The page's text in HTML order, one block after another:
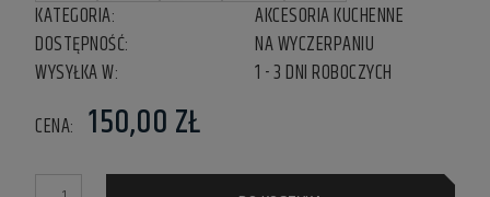
KATEGORIA:
AKCESORIA KUCHENNE
DOSTĘPNOŚĆ:
NA WYCZERPANIU
WYSYŁKA W:
1 - 3 DNI ROBOCZYCH
CENA: 150,00 ZŁ